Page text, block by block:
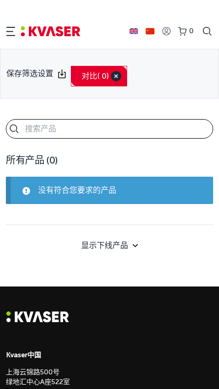
0
保存筛选设置 对比( 0)
所有产品 (0)
没有符合您要求的产品
显示下线产品
Kvaser中国
上海云锦路500号
绿地汇中心A座522室